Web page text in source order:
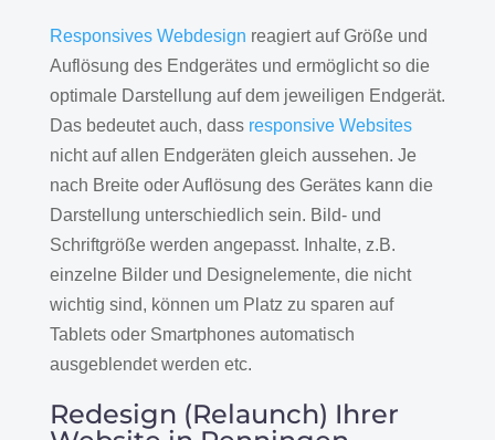
Responsives Webdesign reagiert auf Größe und
Auflösung des Endgerätes und ermöglicht so die
optimale Darstellung auf dem jeweiligen Endgerät.
Das bedeutet auch, dass responsive Websites
nicht auf allen Endgeräten gleich aussehen. Je
nach Breite oder Auflösung des Gerätes kann die
Darstellung unterschiedlich sein. Bild- und
Schriftgröße werden angepasst. Inhalte, z.B.
einzelne Bilder und Designelemente, die nicht
wichtig sind, können um Platz zu sparen auf
Tablets oder Smartphones automatisch
ausgeblendet werden etc.
Redesign (Relaunch) Ihrer